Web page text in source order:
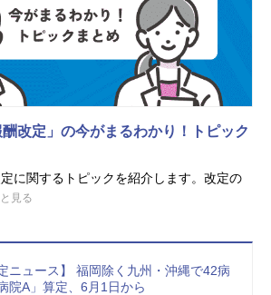
酬改定」の今がまるわかり！トピック
に関するトピックを紹介します。改定の
見る
ニュース】 福岡除く九州・沖縄で42病
院A」算定、6月1日から